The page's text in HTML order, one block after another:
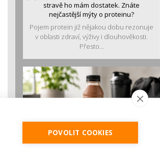
stravě ho mám dostatek. Znáte
nejčastější mýty o proteinu?
Pojem protein již nějakou dobu rezonuje
v oblasti zdraví, výživy i dlouhověkosti.
Přesto...
POVOLIT COOKIES